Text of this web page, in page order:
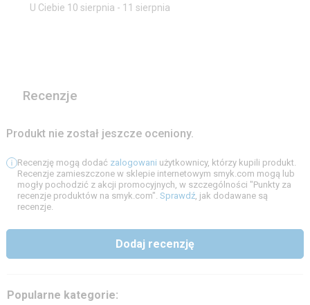
U Ciebie 10 sierpnia - 11 sierpnia
Recenzje
Produkt nie został jeszcze oceniony.
Recenzję mogą dodać zalogowani użytkownicy, którzy kupili produkt.
Recenzje zamieszczone w sklepie internetowym smyk.com mogą lub
mogły pochodzić z akcji promocyjnych, w szczególności "Punkty za
recenzje produktów na smyk.com". Sprawdź, jak dodawane są
recenzje.
Dodaj recenzję
Popularne kategorie: